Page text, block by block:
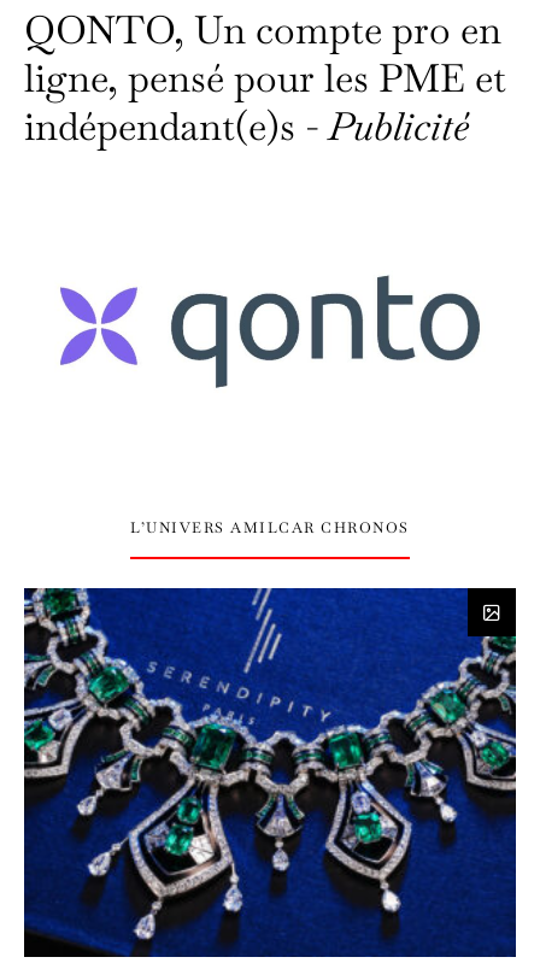
QONTO, Un compte pro en
ligne, pensé pour les PME et
indépendant(e)s -Publicité
L’UNIVERS AMILCAR CHRONOS